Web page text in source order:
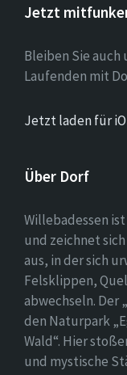
Jetzt
Bleiben Sie
Laufenden mit
Jetzt laden für
Über Dorf
Willebadessen
und zeichnet
aus, in der sich
Felsklippen,
abwechseln. Der
den Naturpark
Wald“. Hier
und mystische